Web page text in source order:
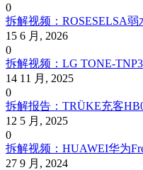
0
拆解视频：ROSESELSA
15 6 月, 2026
0
拆解视频：LG TONE-
14 11 月, 2025
0
拆解报告：TRÜKE充客
12 5 月, 2025
0
拆解视频：HUAWEI华为
27 9 月, 2024